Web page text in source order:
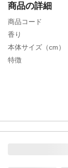
商品の詳細
商品コード
香り
本体サイズ（cm）
特徴